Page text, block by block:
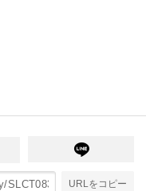
URLをコピー